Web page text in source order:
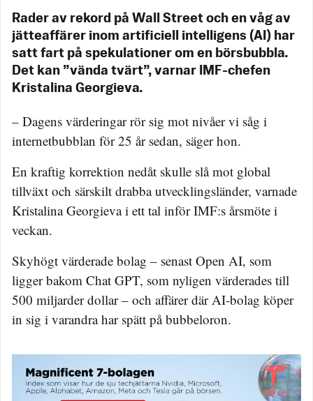
Rader av rekord på Wall Street och en våg av
jätteaffärer inom artificiell intelligens (AI) har
satt fart på spekulationer om en börsbubbla.
Det kan ”vända tvärt”, varnar IMF-chefen
Kristalina Georgieva.
– Dagens värderingar rör sig mot nivåer vi såg i
internetbubblan för 25 år sedan, säger hon.
En kraftig korrektion nedåt skulle slå mot global
tillväxt och särskilt drabba utvecklingsländer, varnade
Kristalina Georgieva i ett tal inför IMF:s årsmöte i
veckan.
Skyhögt värderade bolag – senast Open AI, som
ligger bakom Chat GPT, som nyligen värderades till
500 miljarder dollar – och affärer där AI-bolag köper
in sig i varandra har spätt på bubbeloron.